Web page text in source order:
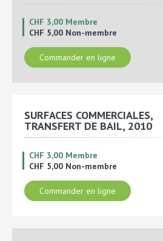
CHF 3,00 Membre
CHF 5,00 Non-membre
Commander en ligne
SURFACES COMMERCIALES,
TRANSFERT DE BAIL, 2010
CHF 3,00 Membre
CHF 5,00 Non-membre
Commander en ligne